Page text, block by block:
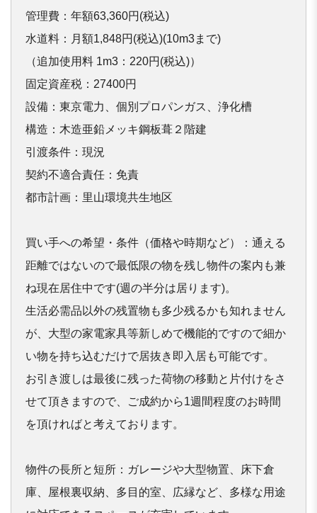
管理費：年額63,360円(税込)
水道料：月額1,848円(税込)(10m3まで)
（追加使用料 1m3：220円(税込)）
固定資産税：27400円
設備：東京電力、個別プロパンガス、浄化槽
構造：木造亜鉛メッキ鋼板葺２階建
引渡条件：現況
契約不適合責任：免責
都市計画：里山環境共生地区
買い⼿への希望・条件（価格や時期など）：通える
距離ではないので最低限の物を残し物件の案内も兼
ね現在居住中です(週の半分は居ります)。
生活必需品以外の残置物も多少残るかも知れません
が、大型の家電家具等新しめで機能的ですので細か
い物を持ち込むだけで居抜き即 入居も可能です。
お引き渡しは最後に残った荷物の移動と片付けをさ
せて頂きますので、ご成約から1週間程度のお時間
を頂ければと考えております。
物件の長所と短所：ガレージや大型物置、床下倉
庫、屋根裏収納、 多目的室、広縁など、多様な用途